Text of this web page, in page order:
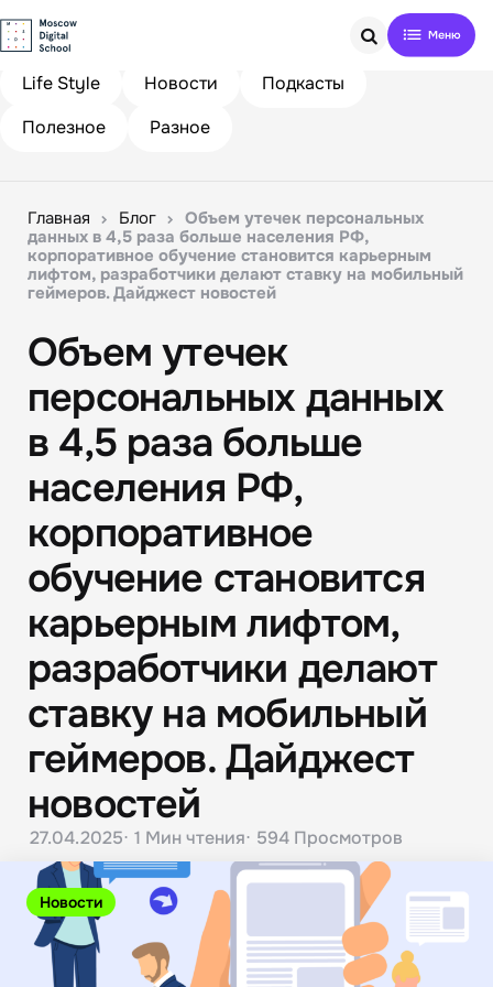
Search
Life Style
Новости
Подкасты
Полезное
Разное
Главная Блог
Объем утечек персональных
данных в 4,5 раза больше населения РФ,
корпоративное обучение становится карьерным
лифтом, разработчики делают ставку на мобильный
геймеров. Дайджест новостей
Новости
Объем утечек
персональных данных
в 4,5 раза больше
населения РФ,
корпоративное
обучение становится
карьерным лифтом,
разработчики делают
ставку на мобильный
геймеров. Дайджест
новостей
27.04.2025 1 Мин чтения 594 Просмотров